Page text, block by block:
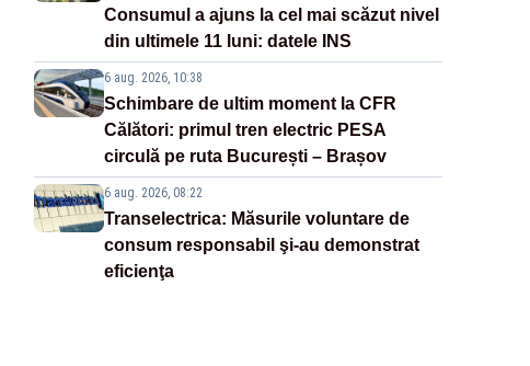
Consumul a ajuns la cel mai scăzut nivel
din ultimele 11 luni: datele INS
6 aug. 2026, 10:38
Schimbare de ultim moment la CFR
Călători: primul tren electric PESA
circulă pe ruta București – Brașov
6 aug. 2026, 08:22
Transelectrica: Măsurile voluntare de
consum responsabil şi-au demonstrat
eficienţa